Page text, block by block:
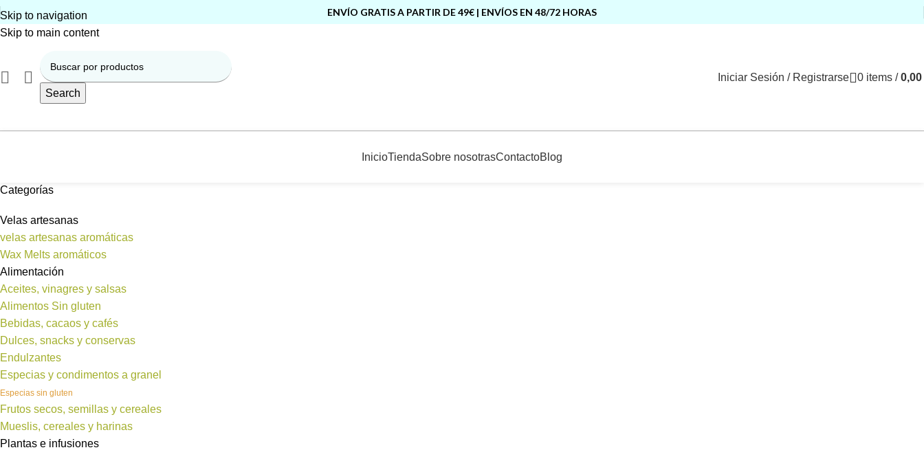
Skip to navigation
Skip to main content
ENVÍO GRATIS A PARTIR DE 49€ | ENVÍOS EN 48/72 HORAS
Search
Iniciar Sesión / Registrarse 0 items / 0,00
InicioTiendaSobre nosotrasContactoBlog
Categorías
Velas artesanas
velas artesanas aromáticas
Wax Melts aromáticos
Alimentación
Aceites, vinagres y salsas
Alimentos Sin gluten
Bebidas, cacaos y cafés
Dulces, snacks y conservas
Endulzantes
Especias y condimentos a granel
Especias sin gluten
Frutos secos, semillas y cereales
Mueslis, cereales y harinas
Plantas e infusiones